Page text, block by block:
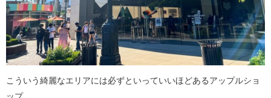
こういう綺麗なエリアには必ずといっていいほどあるアップルショ
ップ。